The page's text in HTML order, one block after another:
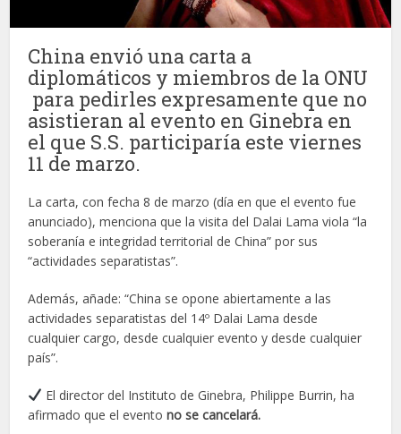
China envió una carta a
diplomáticos y miembros de la ONU
para pedirles expresamente que no
asistieran al evento en Ginebra en
el que S.S. participaría este viernes
11 de marzo.
La carta, con fecha 8 de marzo (día en que el evento fue
anunciado), menciona que la visita del Dalai Lama viola “la
soberanía e integridad territorial de China” por sus
“actividades separatistas”.
Además, añade: “China se opone abiertamente a las
actividades separatistas del 14º Dalai Lama desde
cualquier cargo, desde cualquier evento y desde cualquier
país”.
El director del Instituto de Ginebra, Philippe Burrin, ha
afirmado que el eventono se cancelará.